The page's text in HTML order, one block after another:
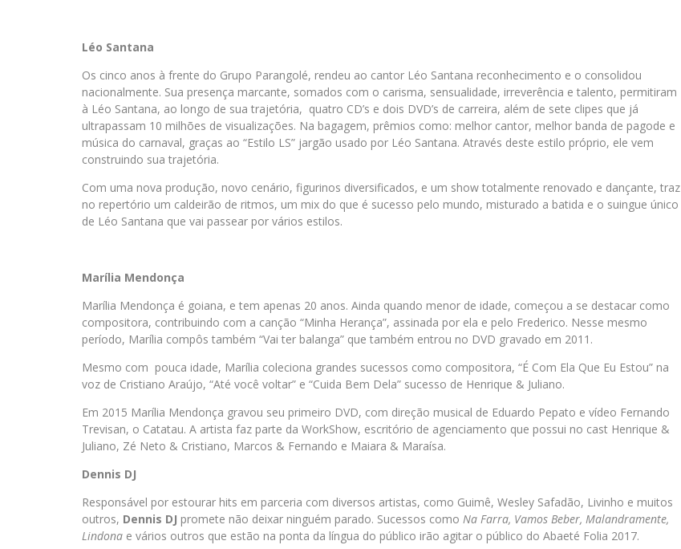
Léo Santana
Os cinco anos à frente do Grupo Parangolé, rendeu ao cantor Léo Santana reconhecimento e o consolidou
nacionalmente. Sua presença marcante, somados com o carisma, sensualidade, irreverência e talento, permitiram
à Léo Santana, ao longo de sua trajetória, quatro CD’s e dois DVD’s de carreira, além de sete clipes que já
ultrapassam 10 milhões de visualizações. Na bagagem, prêmios como: melhor cantor, melhor banda de pagode e
música do carnaval, graças ao “Estilo LS” jargão usado por Léo Santana. Através deste estilo próprio, ele vem
construindo sua trajetória.
Com uma nova produção, novo cenário, figurinos diversificados, e um show totalmente renovado e dançante, traz
no repertório um caldeirão de ritmos, um mix do que é sucesso pelo mundo, misturado a batida e o suingue único
de Léo Santana que vai passear por vários estilos.
Marília Mendonça
Marília Mendonça é goiana, e tem apenas 20 anos. Ainda quando menor de idade, começou a se destacar como
compositora, contribuindo com a canção “Minha Herança”, assinada por ela e pelo Frederico. Nesse mesmo
período, Marília compôs também “Vai ter balanga” que também entrou no DVD gravado em 2011.
Mesmo com pouca idade, Marília coleciona grandes sucessos como compositora, “É Com Ela Que Eu Estou” na
voz de Cristiano Araújo, “Até você voltar” e “Cuida Bem Dela” sucesso de Henrique & Juliano.
Em 2015 Marília Mendonça gravou seu primeiro DVD, com direção musical de Eduardo Pepato e vídeo Fernando
Trevisan, o Catatau. A artista faz parte da WorkShow, escritório de agenciamento que possui no cast Henrique &
Juliano, Zé Neto & Cristiano, Marcos & Fernando e Maiara & Maraísa.
Dennis DJ
Responsável por estourar hits em parceria com diversos artistas, como Guimê, Wesley Safadão, Livinho e muitos
outros, Dennis DJ promete não deixar ninguém parado. Sucessos como Na Farra, Vamos Beber, Malandramente,
Lindona e vários outros que estão na ponta da língua do público irão agitar o público do Abaeté Folia 2017.